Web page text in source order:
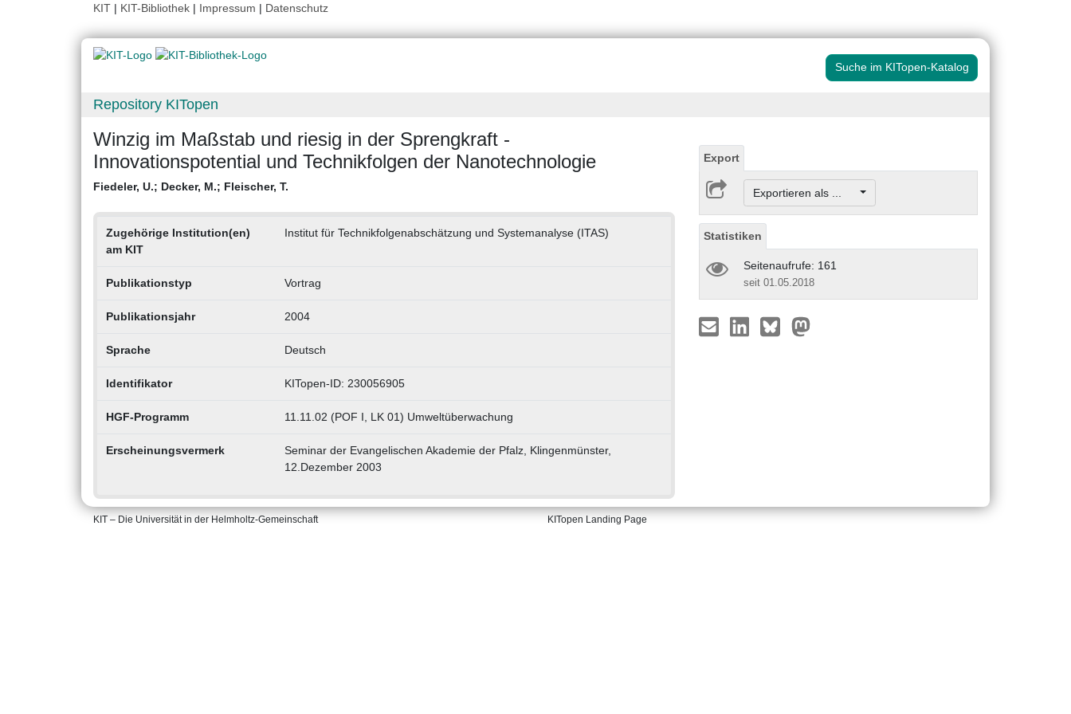
KIT | KIT-Bibliothek | Impressum | Datenschutz
Suche im KITopen-Katalog
Repository KITopen
Winzig im Maßstab und riesig in der Sprengkraft -
Innovationspotential und Technikfolgen der Nanotechnologie
Fiedeler, U.; Decker, M.; Fleischer, T.
Zugehörige Institution(en)
am KIT
Institut für Technikfolgenabschätzung und Systemanalyse (ITAS)
Publikationstyp Vortrag
Publikationsjahr 2004
Sprache Deutsch
Identifikator KITopen-ID: 230056905
HGF-Programm 11.11.02 (POF I, LK 01) Umweltüberwachung
Erscheinungsvermerk
Seminar der Evangelischen Akademie der Pfalz, Klingenmünster,
12.Dezember 2003
Export
Exportieren als ...
Statistiken
Seitenaufrufe: 161
seit 01.05.2018
KIT – Die Universität in der Helmholtz-Gemeinschaft KITopen Landing Page